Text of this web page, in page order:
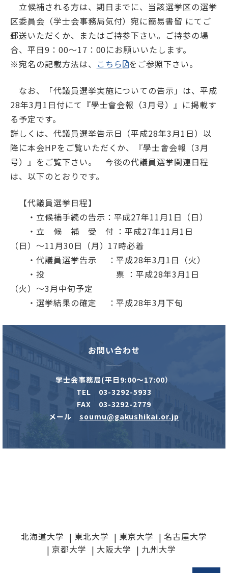
立候補される方は、期日までに、当該選挙区の選挙
区委員会（学士会事務局気付）宛に簡易書留 にてご
郵送いただくか、またはご持参下さい。ご持参の場
合、平日9：00～17：00にお願いいたします。
※宛名の記載方法は、 こちら をご参照下さい。
なお、「代議員選挙実施についての告示」は、平成
28年3月1日付にて『學士會会報（3月号）』に掲載す
る予定です。
詳しくは、代議員選挙告示日（平成28年3月1日）以
降に本会HPをご覧いただくか、『學士會会報（3月
号）』をご覧下さい。 今後の代議員選挙関連日程
は、以下のとおりです。
【代議員選挙日程】
・立候補手続の告示：平成27年11月1日（日）
・立 候 補 受 付 ：平成27年11月1日
（日）～11月30日（月）17時必着
・代議員選挙告示 ：平成28年3月1日（火）
・投 票 ：平成28年3月1日
（火）～3月中旬予定
・選挙結果の確定 ：平成28年3月下旬
お問い合わせ
学士会事務局(平日9:00～17:00）
TEL 03-3292-5933
FAX 03-3292-2779
メール soumu@gakushikai.or.jp
北海道大学 東北大学 東京大学
名古屋大学
京都大学
大阪大学 九州大学